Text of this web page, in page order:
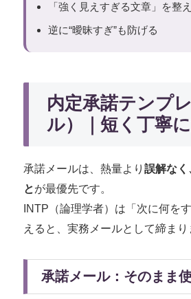
「強く見えすぎる文章」を整
逆に“曖昧すぎ”も防げる
内定承諾テンプ
ル）｜短く丁寧
承諾メールは、熱量より 誤解なく
とが最優先です。
INTP（論理学者）は「次に何を
えると、実務メールとして締まり
承諾メール：そのまま